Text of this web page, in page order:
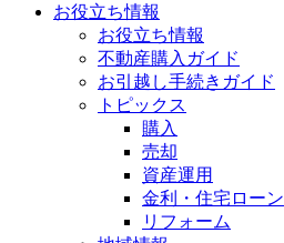
お役立ち情報
お役立ち情報
不動産購入ガイド
お引越し手続きガイド
トピックス
購入
売却
資産運用
金利・住宅ローン
リフォーム